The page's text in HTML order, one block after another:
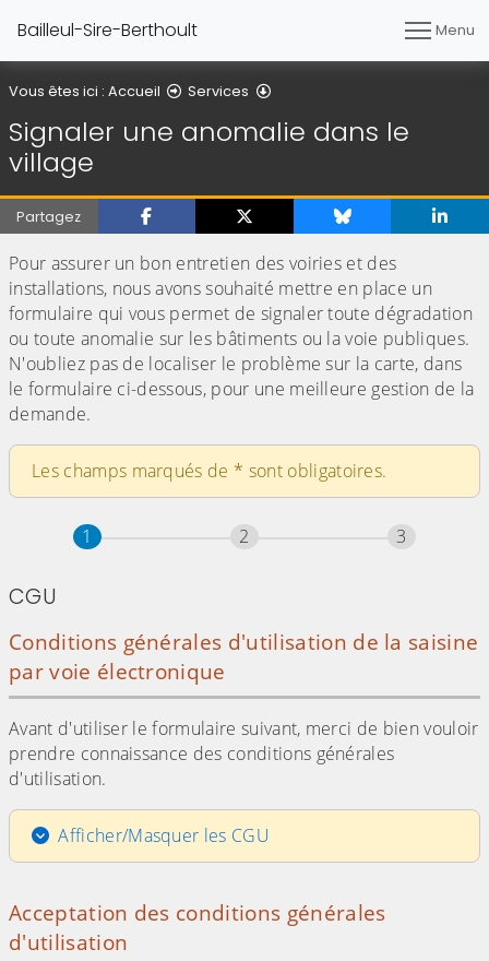
Bailleul-Sire-Berthoult Menu
Vous êtes ici : Accueil Services
Signaler une anomalie dans le
village
Partagez
Pour assurer un bon entretien des voiries et des
installations, nous avons souhaité mettre en place un
formulaire qui vous permet de signaler toute dégradation
ou toute anomalie sur les bâtiments ou la voie publiques.
N'oubliez pas de localiser le problème sur la carte, dans
le formulaire ci-dessous, pour une meilleure gestion de la
demande.
Les champs marqués de * sont obligatoires.
Étape
1 sur 3 Étape
2 Étape
3
CGU
Conditions générales d'utilisation de la saisine
par voie électronique
Avant d'utiliser le formulaire suivant, merci de bien vouloir
prendre connaissance des conditions générales
d'utilisation.
Afficher/Masquer les CGU
Acceptation des conditions générales
d'utilisation